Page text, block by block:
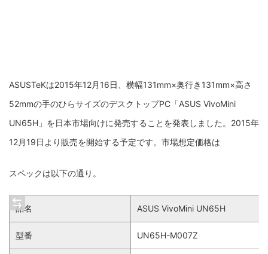
ASUSTeKは2015年12月16日、 横幅131mm×奥行き131mm×高さ
52mmの手のひらサイズのデスクトップPC「ASUS VivoMini
UN65H」を日本市場向けに発売することを発表しました。2015年
12月19日より販売を開始する予定です。市場想定価格は
スペックは以下の通り。
品名 ASUS VivoMini UN65H
型番 UN65H-M007Z